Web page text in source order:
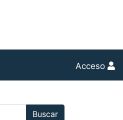
Acceso
Buscar